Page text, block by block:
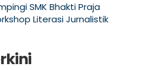
SMK Bhakti Praja
Literasi Jurnalistik